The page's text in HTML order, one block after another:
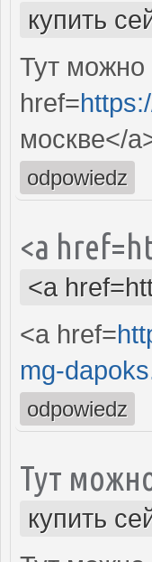
купить
Тут можно
href=
москве</
odpowiedz
<a
<a
<a href=
mg-
odpowiedz
Тут
купить